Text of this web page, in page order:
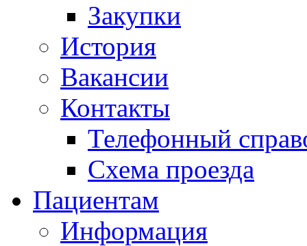
Закупки
История
Вакансии
Контакты
Телефонный
Схема проезда
Пациентам
Информация